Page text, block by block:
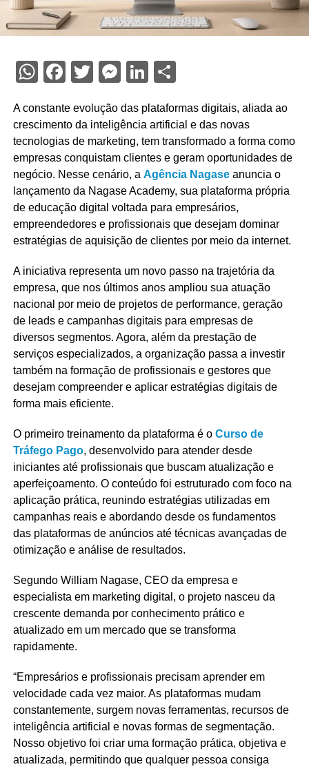
WhatsApp
Facebook
Twitter
Messenger
LinkedIn
Share
A constante evolução das plataformas digitais, aliada ao
crescimento da inteligência artificial e das novas
tecnologias de marketing, tem transformado a forma como
empresas conquistam clientes e geram oportunidades de
negócio. Nesse cenário, a Agência Nagaseanuncia o
lançamento da Nagase Academy, sua plataforma própria
de educação digital voltada para empresários,
empreendedores e profissionais que desejam dominar
estratégias de aquisição de clientes por meio da internet.
A iniciativa representa um novo passo na trajetória da
empresa, que nos últimos anos ampliou sua atuação
nacional por meio de projetos de performance, geração
de leads e campanhas digitais para empresas de
diversos segmentos. Agora, além da prestação de
serviços especializados, a organização passa a investir
também na formação de profissionais e gestores que
desejam compreender e aplicar estratégias digitais de
forma mais eficiente.
O primeiro treinamento da plataforma é o Curso de
Tráfego Pago, desenvolvido para atender desde
iniciantes até profissionais que buscam atualização e
aperfeiçoamento. O conteúdo foi estruturado com foco na
aplicação prática, reunindo estratégias utilizadas em
campanhas reais e abordando desde os fundamentos
das plataformas de anúncios até técnicas avançadas de
otimização e análise de resultados.
Segundo William Nagase, CEO da empresa e
especialista em marketing digital, o projeto nasceu da
crescente demanda por conhecimento prático e
atualizado em um mercado que se transforma
rapidamente.
“Empresários e profissionais precisam aprender em
velocidade cada vez maior. As plataformas mudam
constantemente, surgem novas ferramentas, recursos de
inteligência artificial e novas formas de segmentação.
Nosso objetivo foi criar uma formação prática, objetiva e
atualizada, permitindo que qualquer pessoa consiga